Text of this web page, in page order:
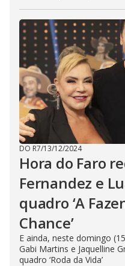
DO R7/13/12/2024
Hora do Faro
Fernandez e
quadro ‘A
Chance’
E ainda, neste domingo
Gabi Martins e Jaquelline
quadro ‘Roda da Vida’